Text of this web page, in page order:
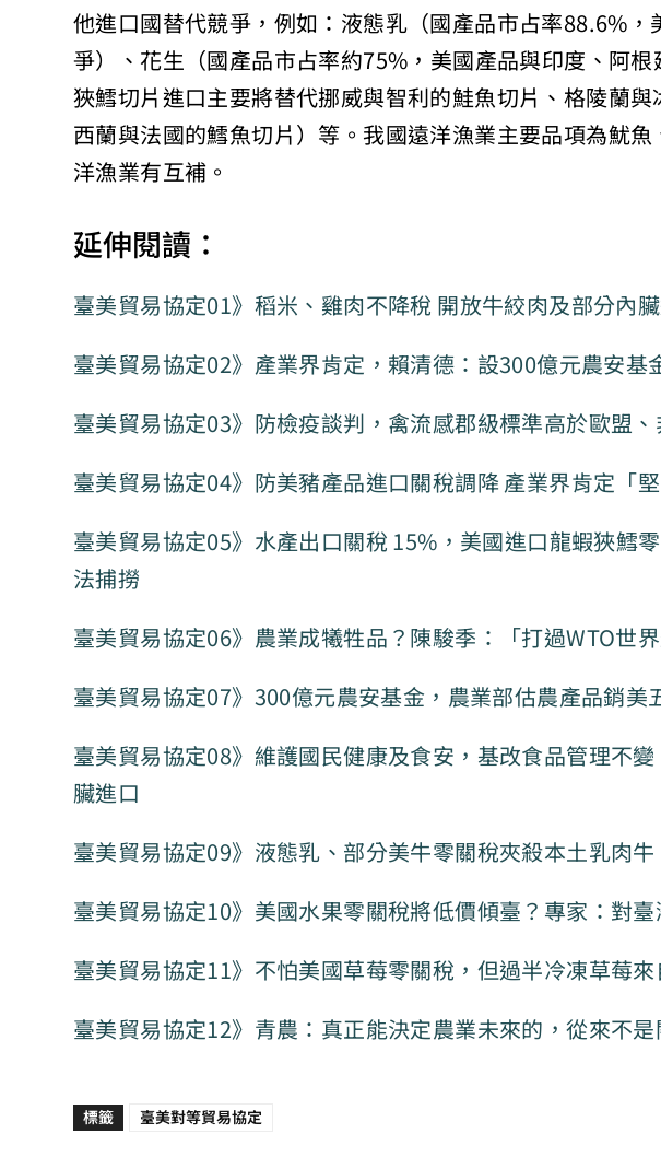
他進口國替代競爭，例如：液態乳（國產品市占率88.6%
爭）、花生（國產品市占率約75%，美國產品與印度、阿
狹鱈切片進口主要將替代挪威與智利的鮭魚切片、格陵蘭
西蘭與法國的鱈魚切片）等。我國遠洋漁業主要品項為魷
洋漁業有互補。
延伸閱讀：
臺美貿易協定01》稻米、雞肉不降稅 開放牛絞肉及部分內
臺美貿易協定02》產業界肯定，賴清德：設300億元農安
臺美貿易協定03》防檢疫談判，禽流感郡級標準高於歐盟
臺美貿易協定04》防美豬產品進口關稅調降 產業界肯定「
臺美貿易協定05》水產出口關稅 15%，美國進口龍蝦狹鱈
法捕撈
臺美貿易協定06》農業成犧牲品？陳駿季：「打過WTO世
臺美貿易協定07》300億元農安基金，農業部估農產品銷
臺美貿易協定08》維護國民健康及食安，基改食品管理不
臟進口
臺美貿易協定09》液態乳、部分美牛零關稅夾殺本土乳肉
臺美貿易協定10》美國水果零關稅將低價傾臺？專家：對
臺美貿易協定11》不怕美國草莓零關稅，但過半冷凍草莓
臺美貿易協定12》青農：真正能決定農業未來的，從來不
標籤 臺美對等貿易協定